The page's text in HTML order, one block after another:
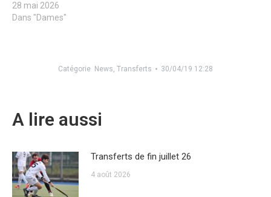
28 mai 2026
Dans "Dames"
Catégorie News, Transferts 30/04/19 12:28
A lire aussi
Transferts de fin juillet 26
4 août 2026